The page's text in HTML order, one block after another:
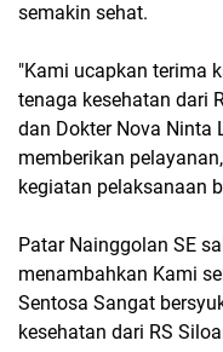
semakin sehat.
"Kami ucapkan terima
tenaga kesehatan dari
dan Dokter Nova Ninta
memberikan
kegiatan pelaksanaan
Patar Nainggolan SE
menambahkan Kami
Sentosa Sangat
kesehatan dari RS